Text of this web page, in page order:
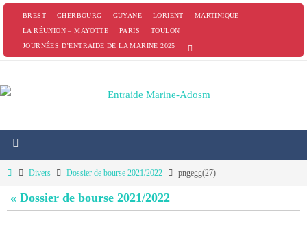
PasserBREST CHERBOURG GUYANE LORIENT
MARTINIQUE
LA RÉUNION – MAYOTTE
PARIS
TOULON
JOURNÉES D’ENTRAIDE DE LA MARINE 2025
HomeDivers Dossier de bourse 2021/2022 pngegg(27)
« Dossier de bourse 2021/2022